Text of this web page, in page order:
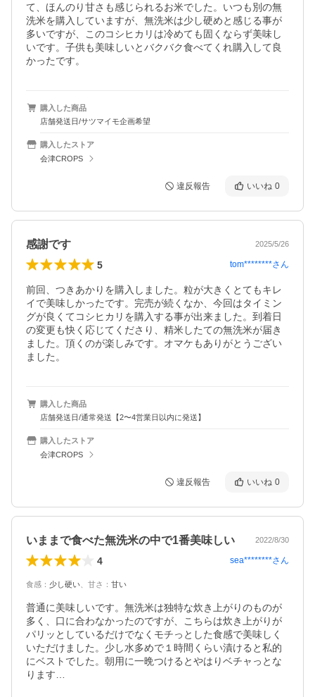
て、ほんのり甘さも感じられるお米でした。いつも別の無
洗米を購入していますが、無洗米は少し硬めと感じる事が
多いですが、このコシヒカリは冷めても固くならず美味し
いです。子供も美味しいとバクバク食べてくれ購入して良
かったです。
購入した商品
店舗発送日/サツマイモ企画希望
購入したストア
会津CROPS
違反報告 いいね 0
感謝です 2025/5/26
5 tom********さん
前回、つきあかりを購入しました。粒が大きくとてもキレ
イで美味しかったです。完売が続くなか、今回はタイミン
グが良くてコシヒカリを購入する事が出来ました。到着日
の変更も快く応じてくださり、精米したての無洗米が届き
ました。頂くのが楽しみです。オマケもありがとうござい
ました。
購入した商品
店舗発送日/通常発送【2〜4営業日以内に発送】
購入したストア
会津CROPS
違反報告 いいね 0
いままで食べた無洗米の中で1番美味しい 2022/8/30
4 sea********さん
食感 ： 少し硬い 甘さ ： 甘い
普通に美味しいです。無洗米は独特な炊き上がりのものが
多く、口に合わなかったのですが、こちらは炊き上がりが
パリッとしているだけでなくモチっとした食感で美味しく
いただけました。少し水多めで１時間くらい漬けると私的
にベストでした。朝用に一晩つけるとやはりベチャっとな
ります…